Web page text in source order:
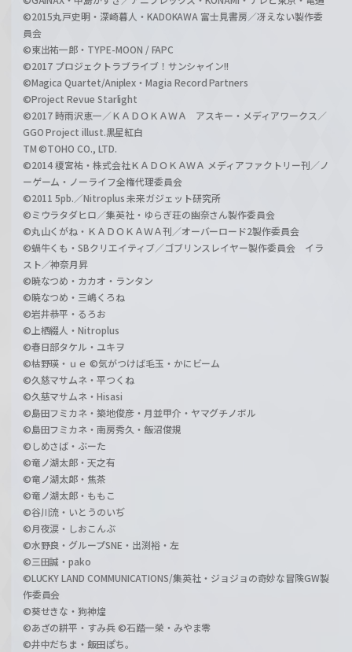
©2015丸戸史明・深崎暮人・KADOKAWA 富士見書房／冴えない製作委
員会
©東出祐一郎・TYPE-MOON / FAPC
©2017 プロジェクトラブライブ！サンシャイン!!
©Magica Quartet/Aniplex・Magia Record Partners
©Project Revue Starlight
©2017 時雨沢恵一／ＫＡＤＯＫＡＷＡ アスキー・メディアワークス／
GGO Project illust.黒星紅白
TM ©TOHO CO., LTD.
©2014 榎宮祐・株式会社ＫＡＤＯＫＡＷＡ メディアファクトリー刊／ノ
ーゲーム・ノーライフ全権代理委員会
©2011 5pb.／Nitroplus 未来ガジェット研究所
©ミウラタダヒロ／集英社・ゆらぎ荘の幽奈さん製作委員会
©丸山くがね・ＫＡＤＯＫＡＷＡ刊／オーバーロード2製作委員会
©蝸牛くも・SBクリエイティブ／ゴブリンスレイヤー製作委員会 イラ
スト／神奈月昇
©暁なつめ・カカオ・ランタン
©暁なつめ・三嶋くろね
©岩井恭平・るろお
©上栖綴人・Nitroplus
©春日部タケル・ユキヲ
©枯野瑛・ｕｅ ©気がつけば毛玉・かにビーム
©久慈マサムネ・平つくね
©久慈マサムネ・Hisasi
©島田フミカネ・築地俊彦・月並甲介・ヤマグチノボル
©島田フミカネ・南房秀久・飯沼俊規
©しめさば・ぶーた
©竜ノ湖太郎・天之有
©竜ノ湖太郎・焦茶
©竜ノ湖太郎・ももこ
©谷川流・いとうのいぢ
©月夜涙・しおこんぶ
©水野良・グループSNE・出渕裕・左
©三田誠・pako
©LUCKY LAND COMMUNICATIONS/集英社・ジョジョの奇妙な冒険GW製
作委員会
©葵せきな・狗神煌
©あざの耕平・すみ兵 ©石踏一榮・みやま零
©井中だちま・飯田ぽち。